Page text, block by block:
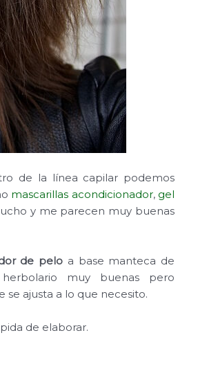
de la línea capilar podemos
mascarillas acondicionador, gel
y me parecen muy buenas
de pelo a base manteca de
muy buenas pero
ajusta a lo que necesito.
de elaborar.